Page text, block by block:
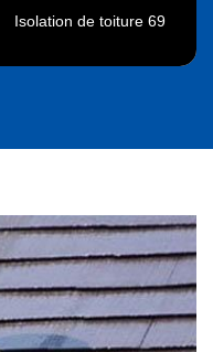
Isolation de toiture 69